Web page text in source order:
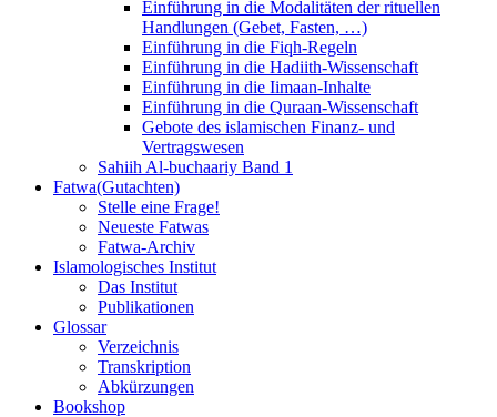
Einführung in die Modalitäten der rituellen
Handlungen (Gebet, Fasten, …)
Einführung in die Fiqh-Regeln
Einführung in die Hadiith-Wissenschaft
Einführung in die Iimaan-Inhalte
Einführung in die Quraan-Wissenschaft
Gebote des islamischen Finanz- und
Vertragswesen
Sahiih Al-buchaariy Band 1
Fatwa(Gutachten)
Stelle eine Frage!
Neueste Fatwas
Fatwa-Archiv
Islamologisches Institut
Das Institut
Publikationen
Glossar
Verzeichnis
Transkription
Abkürzungen
Bookshop